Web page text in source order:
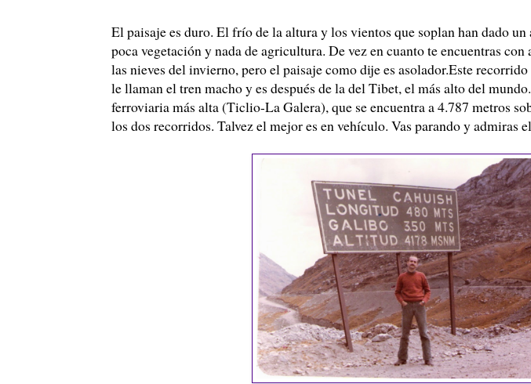
El paisaje es duro. El frío de la altura y los vientos que soplan han dado
poca vegetación y nada de agricultura. De vez en cuanto te encuentras
las nieves del invierno, pero el paisaje como dije es asolador.Este
le llaman el tren macho y es después de la del Tibet, el más alto del
ferroviaria más alta (Ticlio-La Galera), que se encuentra a 4.787 metros
los dos recorridos. Talvezel mejor es en vehículo. Vas parando y admiras